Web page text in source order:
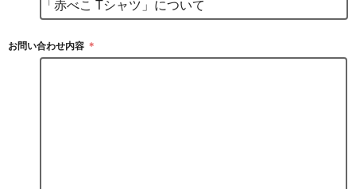
お問い合わせ内容 ＊